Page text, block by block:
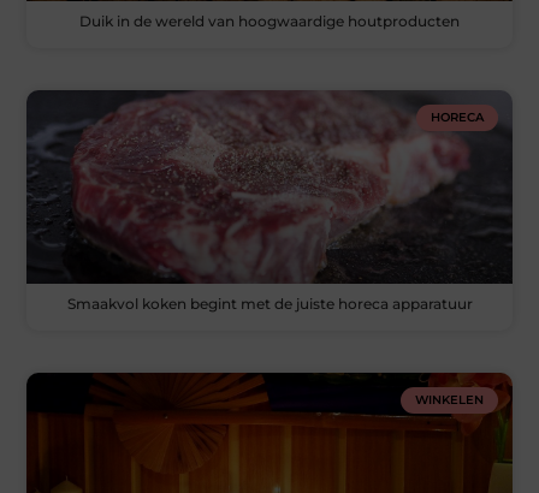
Duik in de wereld van hoogwaardige houtproducten
HORECA
Smaakvol koken begint met de juiste horeca apparatuur
WINKELEN